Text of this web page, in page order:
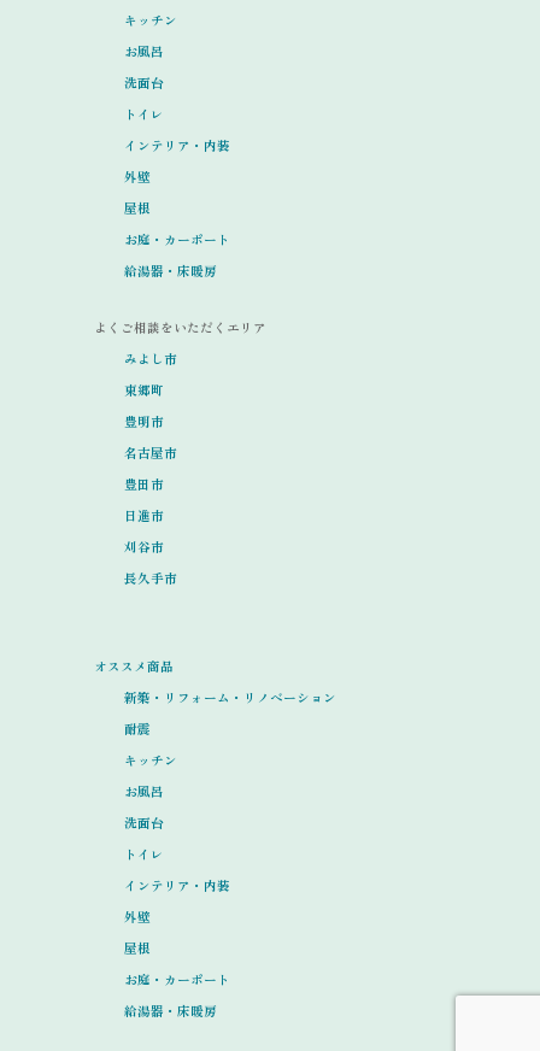
キッチン
お風呂
洗面台
トイレ
インテリア・内装
外壁
屋根
お庭・カーポート
給湯器・床暖房
よくご相談をいただくエリア
みよし市
東郷町
豊明市
名古屋市
豊田市
日進市
刈谷市
長久手市
オススメ商品
新築・リフォーム・リノベーション
耐震
キッチン
お風呂
洗面台
トイレ
インテリア・内装
外壁
屋根
お庭・カーポート
給湯器・床暖房